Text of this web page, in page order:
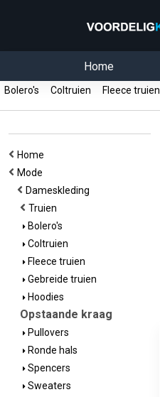
Home
Bolero's Coltruien Fleece truien
Home
Mode
Dameskleding
Truien
Bolero's
Coltruien
Fleece truien
Gebreide truien
Hoodies
Opstaande kraag
Pullovers
Ronde hals
Spencers
Sweaters